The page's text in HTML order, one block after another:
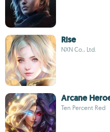
Rise
NXN Co., Ltd.
Arcane
Ten Percent Red